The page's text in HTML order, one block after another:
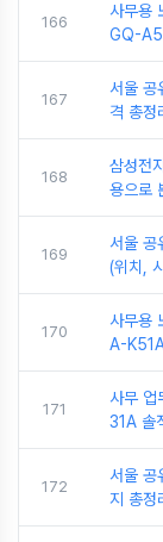
166
사무용
GQ-
167
서울 공
격 총정
168
삼성전
용으로
169
서울 공
(위치,
170
사무용
A-
171
사무
31A 솔
172
서울 공
지 총정